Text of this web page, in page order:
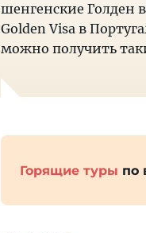
шенгенские Голден
Golden Visa в
можно получить
Горящие туры по